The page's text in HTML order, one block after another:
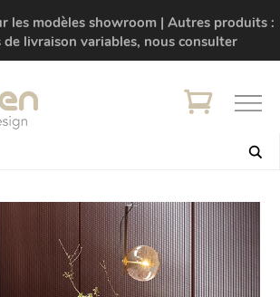
les modèles showroom | Autres produits :
livraison variables, nous consulter